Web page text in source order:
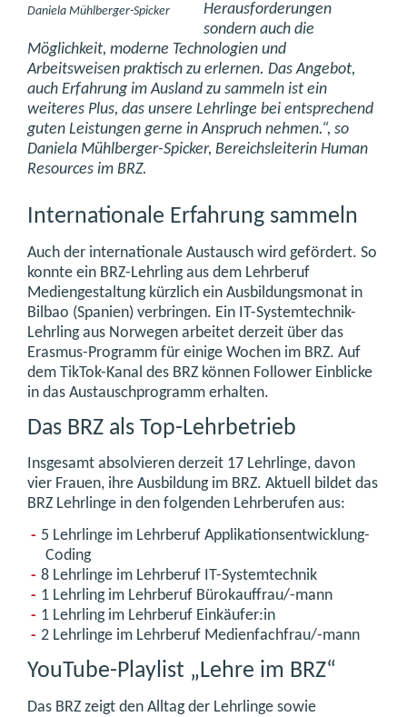
Daniela Mühlberger-Spicker
Herausforderungen
sondern auch die
Möglichkeit, moderne Technologien und
Arbeitsweisen praktisch zu erlernen. Das Angebot,
auch Erfahrung im Ausland zu sammeln ist ein
weiteres Plus, das unsere Lehrlinge bei entsprechend
guten Leistungen gerne in Anspruch nehmen.“, so
Daniela Mühlberger-Spicker, Bereichsleiterin Human
Resources im BRZ.
Internationale Erfahrung sammeln
Auch der internationale Austausch wird gefördert. So
konnte ein BRZ-Lehrling aus dem Lehrberuf
Mediengestaltung kürzlich ein Ausbildungsmonat in
Bilbao (Spanien) verbringen. Ein IT-Systemtechnik-
Lehrling aus Norwegen arbeitet derzeit über das
Erasmus-Programm für einige Wochen im BRZ. Auf
dem TikTok-Kanal des BRZ können Follower Einblicke
in das Austauschprogramm erhalten.
Das BRZ als Top-Lehrbetrieb
Insgesamt absolvieren derzeit 17 Lehrlinge, davon
vier Frauen, ihre Ausbildung im BRZ. Aktuell bildet das
BRZ Lehrlinge in den folgenden Lehrberufen aus:
5 Lehrlinge im Lehrberuf Applikationsentwicklung-
Coding
8 Lehrlinge im Lehrberuf IT-Systemtechnik
1 Lehrling im Lehrberuf Bürokauffrau/-mann
1 Lehrling im Lehrberuf Einkäufer:in
2 Lehrlinge im Lehrberuf Medienfachfrau/-mann
YouTube-Playlist „Lehre im BRZ“
Das BRZ zeigt den Alltag der Lehrlinge sowie